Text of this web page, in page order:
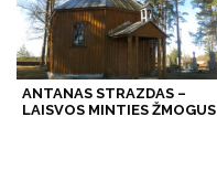
ANTANAS STRAZDAS –
LAISVOS MINTIES ŽMOGUS